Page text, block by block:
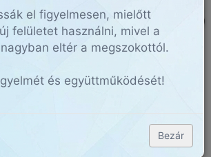
el figyelmesen, mielőtt
felületet használni, mivel a
eltér a megszokottól.
és együttműködését!
Bezár